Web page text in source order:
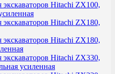
Hitachi ZX100,
Hitachi ZX180,
Hitachi ZX180,
Hitachi ZX330,
усиленная